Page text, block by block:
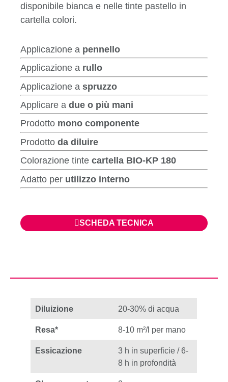
disponibile bianca e nelle tinte pastello in
cartella colori.
Applicazione a pennello
Applicazione a rullo
Applicazione a spruzzo
Applicare a due o più mani
Prodotto mono componente
Prodotto da diluire
Colorazione tinte cartella BIO-KP 180
Adatto per utilizzo interno
SCHEDA TECNICA
Diluizione 20-30% di acqua
Resa* 8-10 m²/l per mano
Essicazione
3 h in superficie / 6-
8 h in profondità